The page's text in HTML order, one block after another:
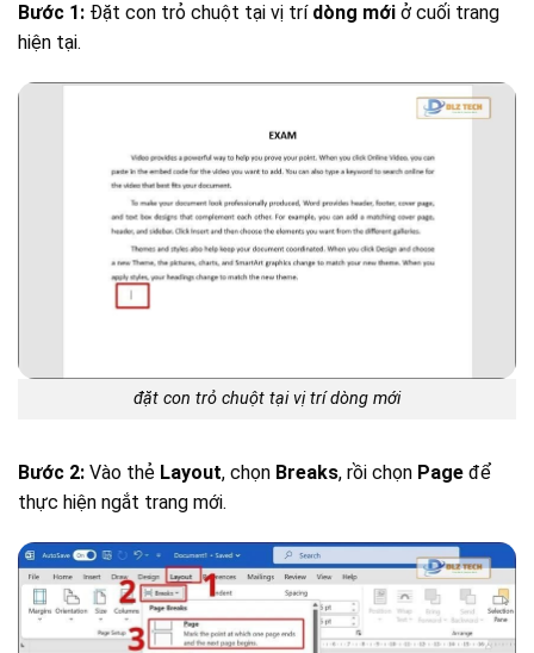
Bước 1: Đặt con trỏ chuột tại vị trí dòng mới ở cuối trang
hiện tại.
đặt con trỏ chuột tại vị trí dòng mới
Bước 2: Vào thẻ Layout, chọn Breaks, rồi chọn Page để
thực hiện ngắt trang mới.